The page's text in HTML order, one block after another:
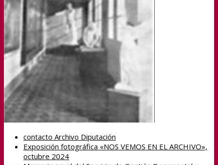
contacto Archivo Diputación
Exposición fotográfica «NOS VEMOS EN EL ARCHIVO»,
octubre 2024